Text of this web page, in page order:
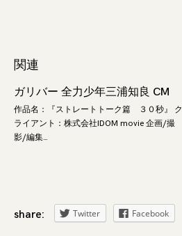
関連
ガリバー 全力少年三浦知良 CM
作品名：『ストレートトーク篇 ３０秒』 ク
ライアント：株式会社IDOM movie 企画/撮
影/編集…
share: Twitter Facebook